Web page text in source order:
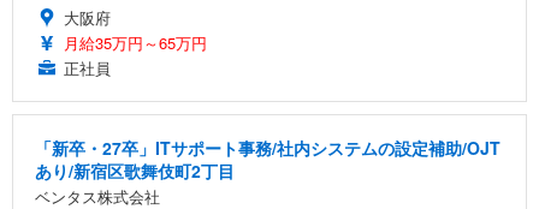
大阪府
月給35万円～65万円
正社員
「新卒・27卒」ITサポート事務/社内システムの設定補助/OJT
あり/新宿区歌舞伎町2丁目
ベンタス株式会社